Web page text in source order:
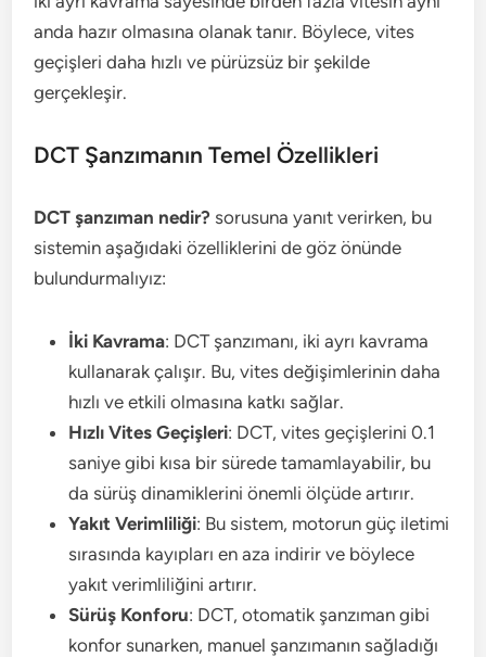
anda hazır olmasına olanak tanır. Böylece, vites
geçişleri daha hızlı ve pürüzsüz bir şekilde
gerçekleşir.
DCT Şanzımanın Temel Özellikleri
DCT şanzıman nedir? sorusuna yanıt verirken, bu
sistemin aşağıdaki özelliklerini de göz önünde
bulundurmalıyız:
İki Kavrama: DCT şanzımanı, iki ayrı kavrama
kullanarak çalışır. Bu, vites değişimlerinin daha
hızlı ve etkili olmasına katkı sağlar.
Hızlı Vites Geçişleri: DCT, vites geçişlerini 0.1
saniye gibi kısa bir sürede tamamlayabilir, bu
da sürüş dinamiklerini önemli ölçüde artırır.
Yakıt Verimliliği: Bu sistem, motorun güç iletimi
sırasında kayıpları en aza indirir ve böylece
yakıt verimliliğini artırır.
Sürüş Konforu: DCT, otomatik şanzıman gibi
konfor sunarken, manuel şanzımanın sağladığı